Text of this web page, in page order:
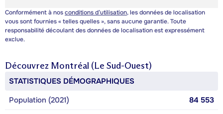
Conformément à nosconditions d’utilisation, les données de localisation
vous sont fournies « telles quelles », sans aucune garantie. Toute
responsabilité découlant des données de localisation est expressément
exclue.
Découvrez Montréal (Le Sud-Ouest)
STATISTIQUES DÉMOGRAPHIQUES
Population (2021)
84 553